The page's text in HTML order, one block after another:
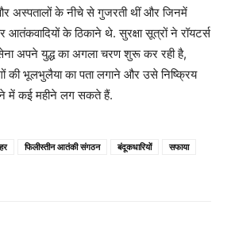
अस्पतालों के नीचे से गुजरती थीं और जिनमें
आतंकवादियों के ठिकाने थे. सुरक्षा सूत्रों ने रॉयटर्स
अपने युद्ध का अगला चरण शुरू कर रही है,
की भूलभुलैया का पता लगाने और उसे निष्क्रिय
में कई महीने लग सकते हैं.
फिलीस्तीन आतंकी संगठन बंदूकधारियों
सफाया